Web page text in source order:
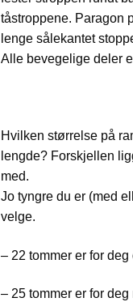
tåstroppene. Paragon
lenge sålekantet
Alle bevegelige deler
Hvilken størrelse på
lengde? Forskjellen
med.
Jo tyngre du er (med
velge.
– 22 tommer er for
– 25 tommer er for